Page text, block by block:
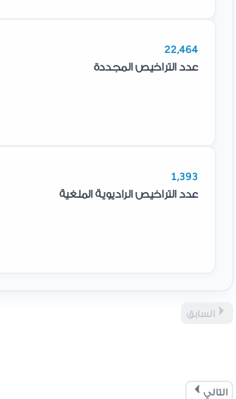
22,464
عدد التراخيص المجددة
1,393
عدد التراخيص الراديوية الملغية
السابق
التالي